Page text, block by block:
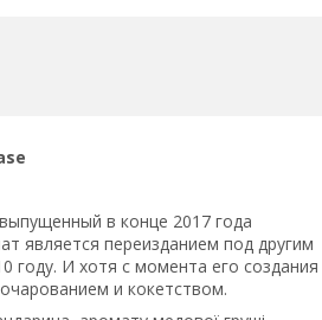
в конце 2017 года
является переизданием под другим
году. И хотя с момента его создания
и кокетством.